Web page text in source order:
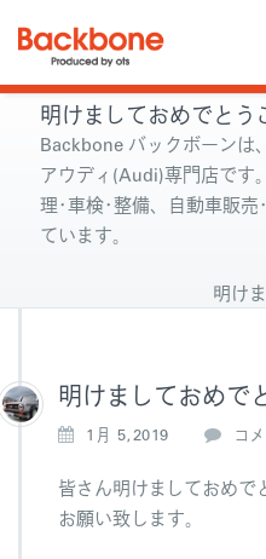
明けましておめでとう
Backbone バックボーンは
アウディ(Audi)専門店です
理･車検･整備、自動車販
ています。
明け
明けましておめで
1月 5,2019
明
ま
コ
皆さん明けましておめで
お願い致します。